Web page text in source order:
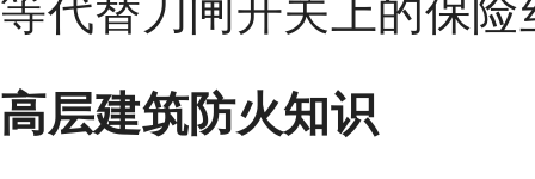
高层建筑防火知识